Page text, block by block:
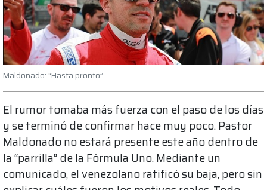
Maldonado: “Hasta pronto”
El rumor tomaba más fuerza con el paso de los días
y se terminó de confirmar hace muy poco. Pastor
Maldonado no estará presente este año dentro de
la “parrilla” de la Fórmula Uno. Mediante un
comunicado, el venezolano ratificó su baja, pero sin